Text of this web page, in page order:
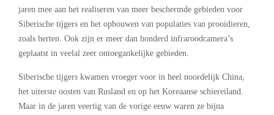
jaren mee aan het realiseren van meer beschermde gebieden voor
Siberische tijgers en het opbouwen van populaties van prooidieren,
zoals herten. Ook zijn er meer dan honderd infraroodcamera’s
geplaatst in veelal zeer ontoegankelijke gebieden.
Siberische tijgers kwamen vroeger voor in heel noordelijk China,
het uiterste oosten van Rusland en op het Koreaanse schiereiland.
Maar in de jaren veertig van de vorige eeuw waren ze bijna